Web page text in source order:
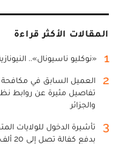
المقالات الأكثر قراءة
1 «نوكليو ناسيونال»..
2
العميل السابق في
تفاصيل مثيرة عن روابط
والجزائر
3
بدفع كفالة تصل إلى 20 ألف دولار